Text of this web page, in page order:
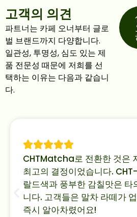
고객의 의견
파트너는 카페 오너부터 글로
벌 브랜드까지 다양합니다.
일관성, 투명성, 심도 있는 제
품 전문성 때문에 저희를 선
택하는 이유는 다음과 같습니
다.
CHTMatcha로 전환한 것은
최고의 결정이었습니다.
랄드색과 풍부한 감칠맛은 타
니다. 고객들은 말차 라떼가
즉시 알아차렸어요!